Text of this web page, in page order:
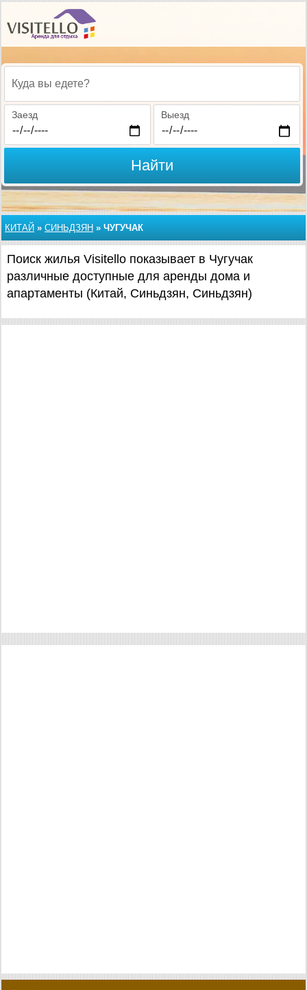
Куда вы едете?
Заезд Выезд
Найти
КИТАЙ » СИНЬДЗЯН » ЧУГУЧАК
Поиск жилья Visitello показывает в Чугучак
различные доступные для аренды дома и
апартаменты (Китай, Синьдзян, Синьдзян)